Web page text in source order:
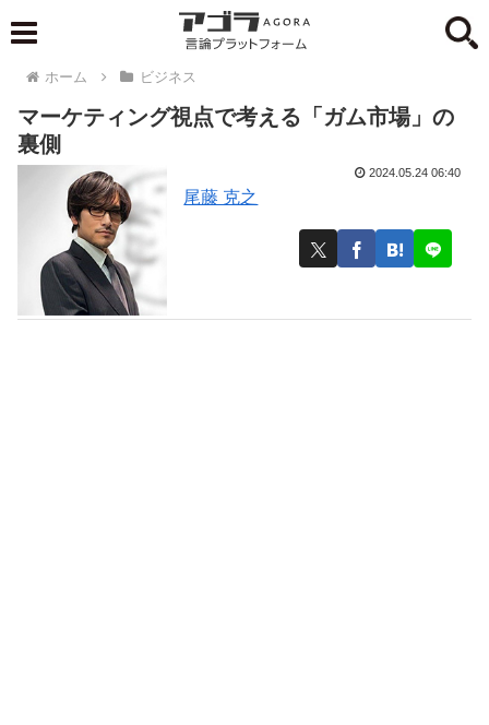
ホーム ビジネス
マーケティング視点で考える「ガム市場」の
裏側
尾藤 克之
2024.05.24 06:40